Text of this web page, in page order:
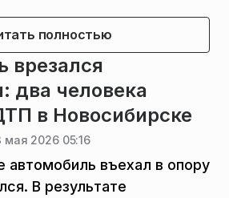
полностью
врезался
два человека
в Новосибирске
мая 2026 05:16
автомобиль въехал в опору
В результате